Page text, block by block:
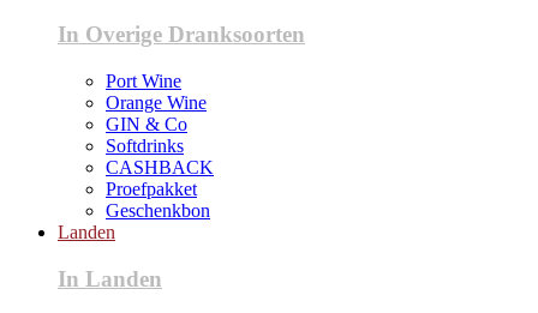
In Overige Dranksoorten
Port Wine
Orange Wine
GIN & Co
Softdrinks
CASHBACK
Proefpakket
Geschenkbon
Landen
In Landen